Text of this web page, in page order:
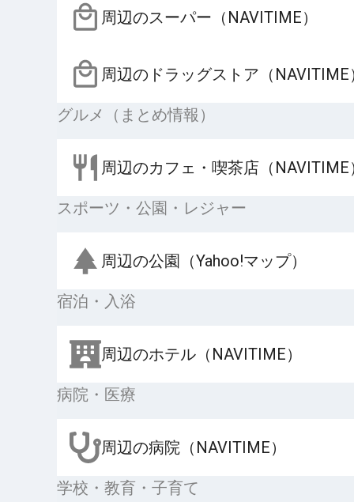
周辺のスーパー（NAVITIME）
周辺のドラッグストア（NAVITIME
グルメ（まとめ情報）
周辺のカフェ・喫茶店（NAVITIME
スポーツ・公園・レジャー
周辺の公園（Yahoo!マップ）
宿泊・入浴
周辺のホテル（NAVITIME）
病院・医療
周辺の病院（NAVITIME）
学校・教育・子育て